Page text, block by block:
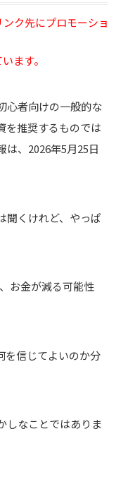
ク先にプロモーショ
ます。
心者向けの一般的な
を推奨するものでは
は、2026年5月25日
聞くけれど、やっぱ
お金が減る可能性
を信じてよいのか分
しなことではありま